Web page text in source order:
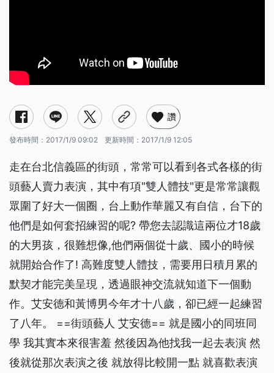
讚
發布時間： 2017/1/9 09:02 更新時間： 2017/1/9 12:05
走在台北信義區的街頭，常常可以看到各式各樣的街
頭藝人賣力表演，其中有項"雙人體技"更是常常讓觀
眾圍了好大一個圈，台上動作華麗又有自信，台下的
他們是如何套招練習的呢? 帶您去認識這兩位才18歲
的大男孩，很難想像,他們兩個從十歲、國小的時候
就開始合作了! 高難度雙人體技，需要用日積月累的
默契才能完美呈現，透過眼神交流就知道下一個動
作。艾安德和黃博男今年才十八歲，卻已經一起練習
了八年。 ==街頭藝人 艾安德== 就是國小的同班同
學 我其實本來很害羞 然後因為他找我一起去表演 然
後就從那次表演之後 就放得比較開一點 就喜歡表演